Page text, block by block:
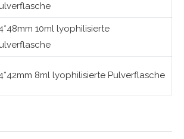
10ml lyophilisierte
8ml lyophilisierte Pulverflasche